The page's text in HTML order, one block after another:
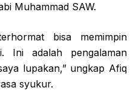
Muhammad SAW.
bisa memimpin
Ini adalah pengalaman
lupakan,” ungkap Afiq
syukur.